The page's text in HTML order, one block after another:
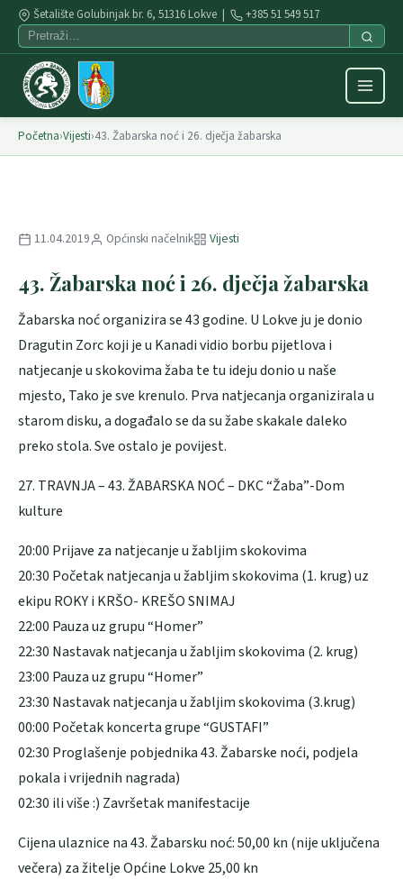
Šetalište Golubinjak br. 6, 51316 Lokve | +385 51 549 517
Početna›Vijesti›43. Žabarska noć i 26. dječja žabarska
11.04.2019 Općinski načelnik Vijesti
43. Žabarska noć i 26. dječja žabarska
Žabarska noć organizira se 43 godine. U Lokve ju je donio
Dragutin Zorc koji je u Kanadi vidio borbu pijetlova i
natjecanje u skokovima žaba te tu ideju donio u naše
mjesto, Tako je sve krenulo. Prva natjecanja organizirala u
starom disku, a događalo se da su žabe skakale daleko
preko stola. Sve ostalo je povijest.
27. TRAVNJA – 43. ŽABARSKA NOĆ – DKC “Žaba”-Dom
kulture
20:00 Prijave za natjecanje u žabljim skokovima
20:30 Početak natjecanja u žabljim skokovima (1. krug) uz
ekipu ROKY i KRŠO- KREŠO SNIMAJ
22:00 Pauza uz grupu “Homer”
22:30 Nastavak natjecanja u žabljim skokovima (2. krug)
23:00 Pauza uz grupu “Homer”
23:30 Nastavak natjecanja u žabljim skokovima (3.krug)
00:00 Početak koncerta grupe “GUSTAFI”
02:30 Proglašenje pobjednika 43. Žabarske noći, podjela
pokala i vrijednih nagrada)
02:30 ili više :) Završetak manifestacije
Cijena ulaznice na 43. Žabarsku noć: 50,00 kn (nije uključena
večera) za žitelje Općine Lokve 25,00 kn